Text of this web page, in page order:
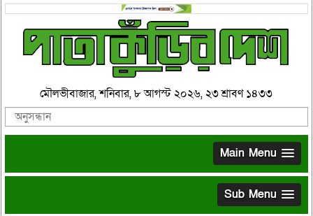
মৌলভীবাজার, শনিবার, ৮ আগস্ট ২০২৬, ২৩ শ্রাবণ ১৪৩৩
Main Menu
Sub Menu